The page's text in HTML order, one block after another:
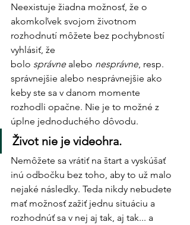
Neexistuje žiadna možnosť, že o
akomkoľvek svojom životnom
rozhodnutí môžete bez pochybností
vyhlásiť, že
bolo správne alebo nesprávne, resp.
správnejšie alebo nesprávnejšie ako
keby ste sa v danom momente
rozhodli opačne. Nie je to možné z
úplne jednoduchého dôvodu.
Život nie je videohra.
Nemôžete sa vrátiť na štart a vyskúšať
inú odbočku bez toho, aby to už malo
nejaké následky. Teda nikdy nebudete
mať možnosť zažiť jednu situáciu a
rozhodnúť sa v nej aj tak, aj tak... a